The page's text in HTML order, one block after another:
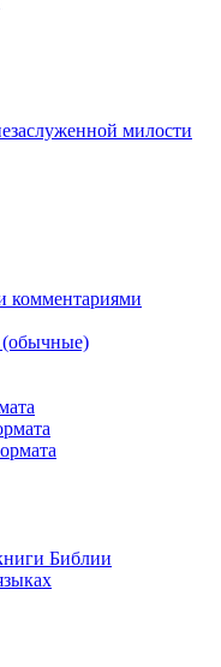
милости
комментариями
(обычные)
Библии